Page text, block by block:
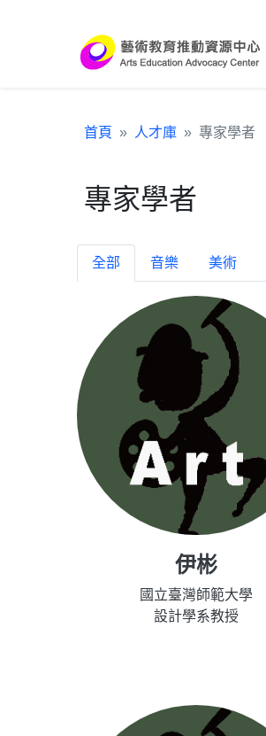
首頁 人才庫 專家學者
專家學者
全部 音樂 美術
伊彬
國立臺灣師範大學
設計學系教授